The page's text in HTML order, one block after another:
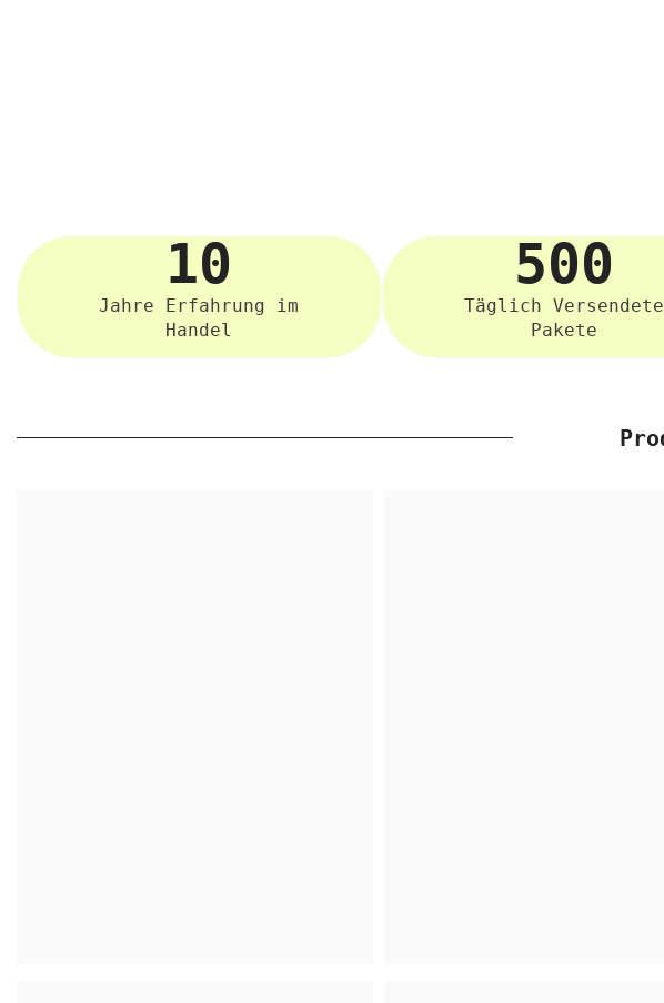
10
Jahre Erfahrung im
Handel
500
Täglich Versendete
Pakete